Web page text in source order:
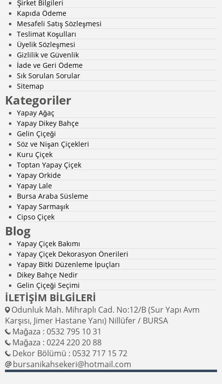
Şirket Bilgileri
Kapıda Ödeme
Mesafeli Satış Sözleşmesi
Teslimat Koşulları
Üyelik Sözleşmesi
Gizlilik ve Güvenlik
İade ve Geri Ödeme
Sık Sorulan Sorular
Sitemap
Kategoriler
Yapay Ağaç
Yapay Dikey Bahçe
Gelin Çiçeği
Söz ve Nişan Çiçekleri
Kuru Çiçek
Toptan Yapay Çiçek
Yapay Orkide
Yapay Lale
Bursa Araba Süsleme
Yapay Sarmaşık
Cipso Çiçek
Blog
Yapay Çiçek Bakımı
Yapay Çiçek Dekorasyon Önerileri
Yapay Bitki Düzenleme İpuçları
Dikey Bahçe Nedir
Gelin Çiçeği Seçimi
İLETİŞİM BİLGİLERİ
Odunluk Mah. Mihraplı Cad. No:12/B (Sur Yapı Avm
Karşısı, Jimer Hastane Yanı) Nillüfer / BURSA
Mağaza : 0532 795 10 31
Mağaza : 0224 220 20 88
Dekor Bölümü : 0532 717 15 72
bursanikahsekeri@hotmail.com